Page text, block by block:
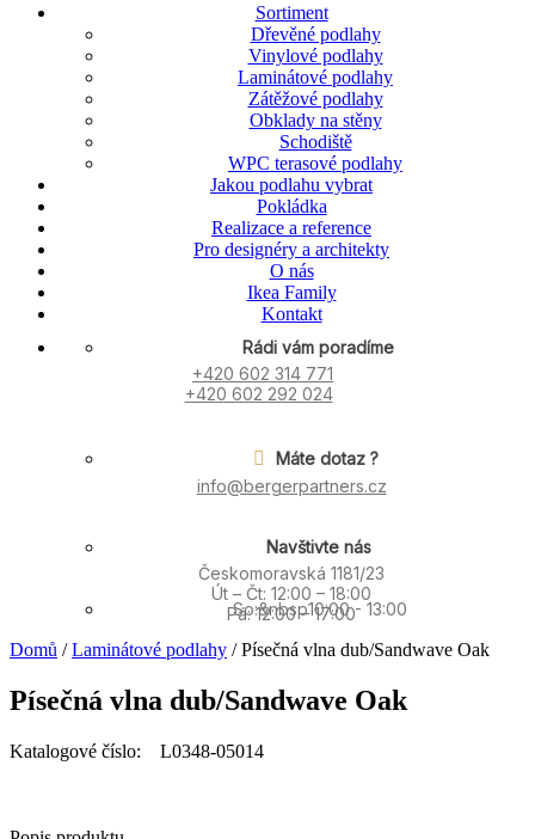
Sortiment
Dřevěné podlahy
Vinylové podlahy
Laminátové podlahy
Zátěžové podlahy
Obklady na stěny
Schodiště
WPC terasové podlahy
Jakou podlahu vybrat
Pokládka
Realizace a reference
Pro designéry a architekty
O nás
Ikea Family
Kontakt
Rádi vám poradíme
+420 602 314 771
+420 602 292 024
Máte dotaz ?
info@bergerpartners.cz
Navštivte nás
Českomoravská 1181/23
Út – Čt: 12:00 – 18:00
Pá: 12:00 – 17:00
So:&nbsp10:00 - 13:00
Domů /Laminátové podlahy / Písečná vlna dub/Sandwave Oak
Písečná vlna dub/Sandwave Oak
Katalogové číslo: L0348-05014